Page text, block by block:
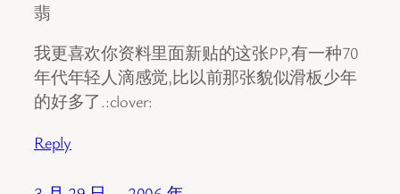
翡
我更喜欢你资料里面新贴的这张PP,有一种70
年代年轻人滴感觉,比以前那张貌似滑板少年
的好多了.:clover:
Reply